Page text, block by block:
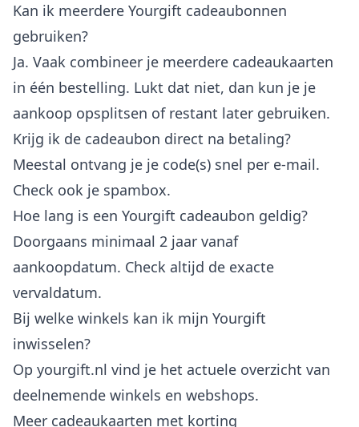
Kan ik meerdere Yourgift cadeaubonnen
gebruiken?
Ja. Vaak combineer je meerdere cadeaukaarten
in één bestelling. Lukt dat niet, dan kun je je
aankoop opsplitsen of restant later gebruiken.
Krijg ik de cadeaubon direct na betaling?
Meestal ontvang je je code(s) snel per e-mail.
Check ook je spambox.
Hoe lang is een Yourgift cadeaubon geldig?
Doorgaans minimaal 2 jaar vanaf
aankoopdatum. Check altijd de exacte
vervaldatum.
Bij welke winkels kan ik mijn Yourgift
inwisselen?
Op yourgift.nl vind je het actuele overzicht van
deelnemende winkels en webshops.
Meer cadeaukaarten met korting